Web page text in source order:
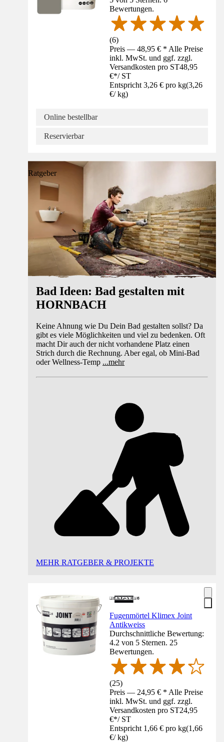
Bewertungen.
(6)
Preis — 48,95 € * Alle Preise
inkl. MwSt. und ggf. zzgl.
Versandkosten pro ST48,95
€*/ ST
Entspricht 3,26 € pro kg(3,26
€/ kg)
Online bestellbar
Reservierbar
Ratgeber
Bad Ideen: Bad gestalten mit
HORNBACH
Keine Ahnung wie Du Dein Bad gestalten sollst? Da
gibt es viele Möglichkeiten und viel zu bedenken. Oft
macht Dir auch der nicht vorhandene Platz einen
Strich durch die Rechnung. Aber egal, ob Mini-Bad
oder Wellness-Temp ...mehr
MEHR RATGEBER & PROJEKTE
Fugenmörtel Klimex Joint
Antikweiss
Durchschnittliche Bewertung:
4.2 von 5 Sternen. 25
Bewertungen.
(25)
Preis — 24,95 € * Alle Preise
inkl. MwSt. und ggf. zzgl.
Versandkosten pro ST24,95
€*/ ST
Entspricht 1,66 € pro kg(1,66
€/ kg)